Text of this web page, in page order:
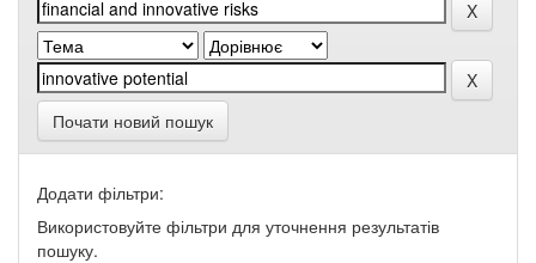
Почати новий пошук
Додати фільтри:
Використовуйте фільтри для уточнення результатів
пошуку.